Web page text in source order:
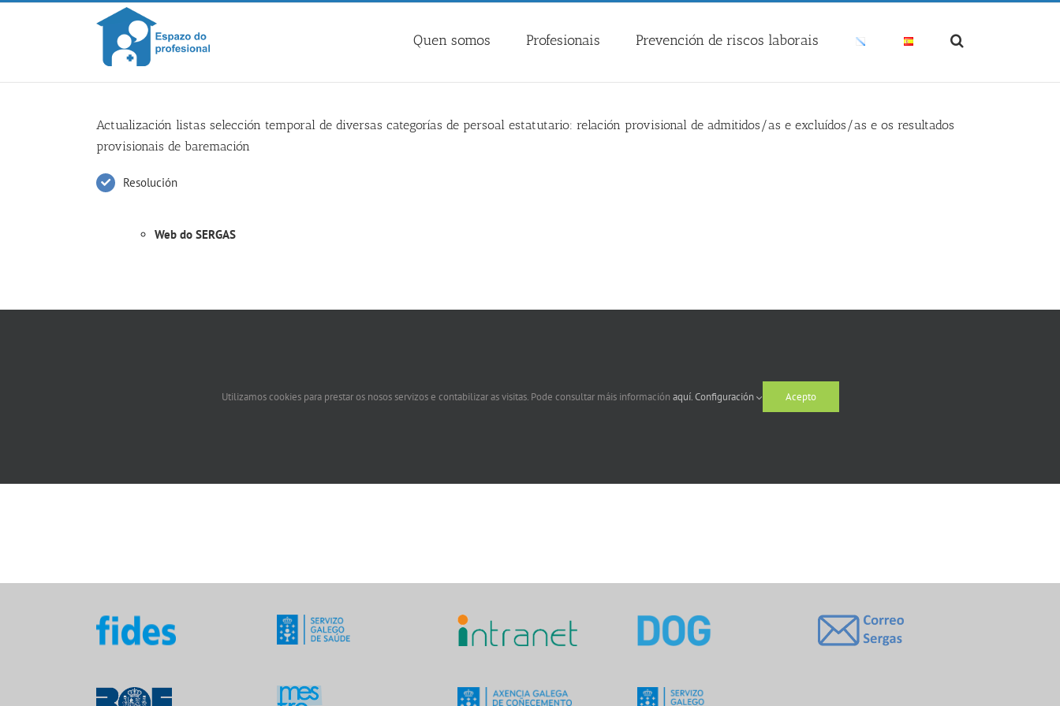
Skip
Quen somos Profesionais Prevención de riscos laborais
Actualización listas selección temporal de diversas categorías de persoal estatutario: relación provisional de admitidos/as e excluídos/as e os resultados
provisionais de baremación
Resolución
Web do SERGAS
Utilizamos cookies para prestar os nosos servizos e contabilizar as visitas. Pode consultar máis información aquí.Configuración Acepto